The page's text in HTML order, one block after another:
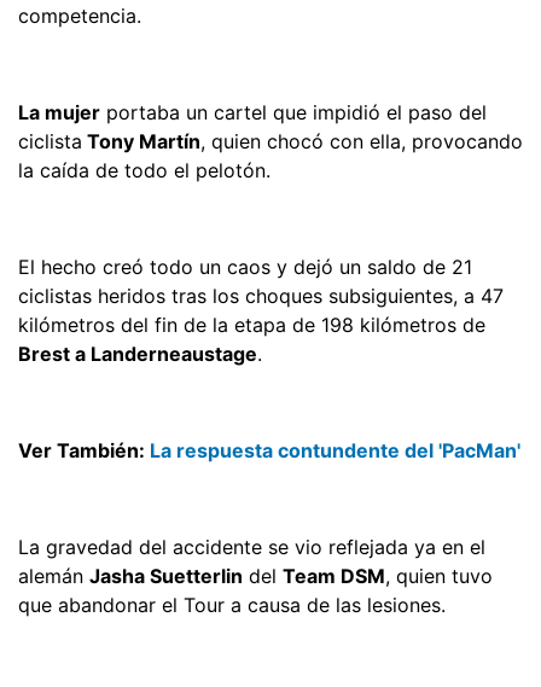
competencia.
La mujer portaba un cartel que impidió el paso del
ciclista Tony Martín, quien chocó con ella, provocando
la caída de todo el pelotón.
El hecho creó todo un caos y dejó un saldo de 21
ciclistas heridos tras los choques subsiguientes, a 47
kilómetros del fin de la etapa de 198 kilómetros de
Brest a Landerneaustage.
Ver También: La respuesta contundente del 'PacMan'
La gravedad del accidente se vio reflejada ya en el
alemán Jasha Suetterlin del Team DSM, quien tuvo
que abandonar el Tour a causa de las lesiones.